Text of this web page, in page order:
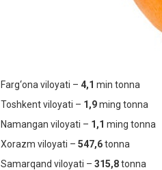
Farg‘ona viloyati – 4,1 min tonna
Toshkent viloyati – 1,9ming tonna
Namangan viloyati – 1,1 ming tonna
Xorazm viloyati – 547,6tonna
Samarqand viloyati – 315,8tonna